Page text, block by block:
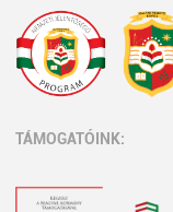
TÁMOGATÓINK: